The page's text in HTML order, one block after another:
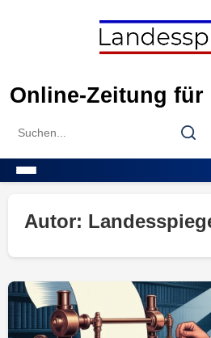
Online-Zeitung für
Search
Autor: